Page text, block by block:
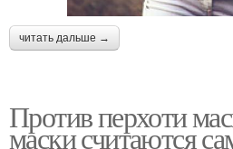
читать дальше →
Против перхоти
маски считаются